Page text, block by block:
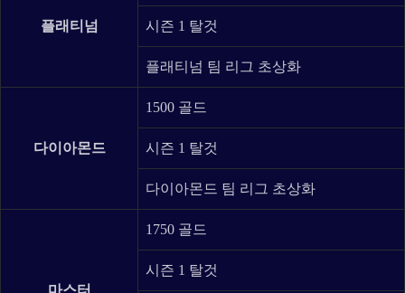
플래티넘 시즌 1 탈것
플래티넘 팀 리그 초상화
다이아몬드
1500 골드
시즌 1 탈것
다이아몬드 팀 리그 초상화
마스터
1750 골드
시즌 1 탈것